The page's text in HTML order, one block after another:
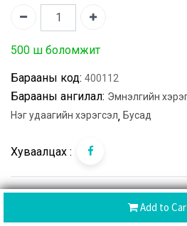
Add to
500 ш боломжит
Барааны код: 400112
Барааны ангилал: Эмнэлгийн
Нэг удаагийн хэрэгсэл, Бусад
Хуваалцах :
Хүргэлтийн дараа төлбөр